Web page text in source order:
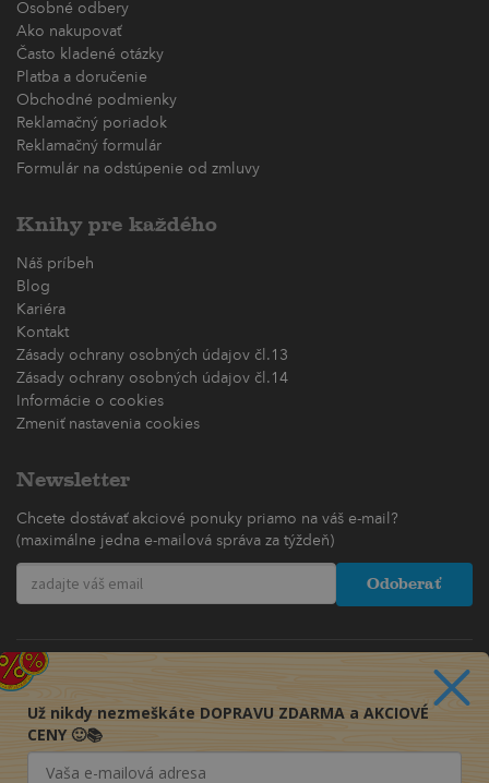
Osobné odbery
Ako nakupovať
Často kladené otázky
Platba a doručenie
Obchodné podmienky
Reklamačný poriadok
Reklamačný formulár
Formulár na odstúpenie od zmluvy
Knihy pre každého
Náš príbeh
Blog
Kariéra
Kontakt
Zásady ochrany osobných údajov čl.13
Zásady ochrany osobných údajov čl.14
Informácie o cookies
Zmeniť nastavenia cookies
Newsletter
Chcete dostávať akciové ponuky priamo na váš e-mail?
(maximálne jedna e-mailová správa za týždeň)
Odoberať
Už nikdy nezmeškáte DOPRAVU ZDARMA a AKCIOVÉ
CENY 🙂📚